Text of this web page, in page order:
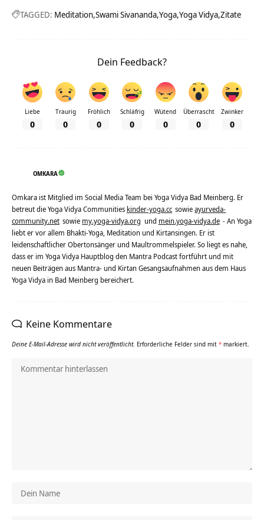
TAGGED: Meditation Swami Sivananda Yoga Yoga Vidya Zitate
Dein Feedback?
Liebe
0
Traurig
0
Fröhlich
0
Schläfrig
0
Wütend
0
Überrascht
0
Zwinker
0
OMKARA
Omkara ist Mitglied im Social Media Team bei Yoga Vidya Bad Meinberg. Er
betreut die Yoga Vidya Communities kinder-yoga.cc sowieayurveda-
community.net sowie my.yoga-vidya.org und mein.yoga-vidya.de - An Yoga
liebt er vor allem Bhakti-Yoga, Meditation und Kirtansingen. Er ist
leidenschaftlicher Obertonsänger und Maultrommelspieler. So liegt es nahe,
dass er im Yoga Vidya Hauptblog den Mantra Podcast fortführt und mit
neuen Beiträgen aus Mantra- und Kirtan Gesangsaufnahmen aus dem Haus
Yoga Vidya in Bad Meinberg bereichert.
Keine Kommentare
Deine E-Mail-Adresse wird nicht veröffentlicht. Erforderliche Felder sind mit * markiert.